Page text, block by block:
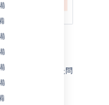
敗の原因になった問
。